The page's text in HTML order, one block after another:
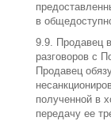
в
9.9. Продавец
разговоров с
Продавец
полученной в
передачу ее